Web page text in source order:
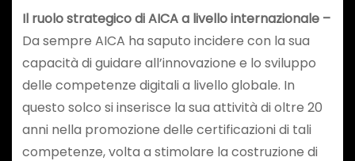
Il ruolo strategico di AICA a livello internazionale –
Da sempre AICA ha saputo incidere con la sua
capacità di guidare all’innovazione e lo sviluppo
delle competenze digitali a livello globale. In
questo solco si inserisce la sua attività di oltre 20
anni nella promozione delle certificazioni di tali
competenze, volta a stimolare la costruzione di